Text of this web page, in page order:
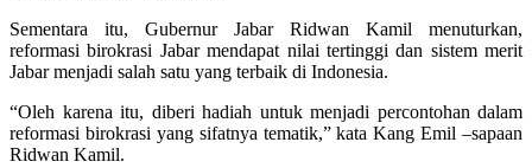
Sementara itu, Gubernur Jabar Ridwan Kamil menuturkan,
reformasi birokrasi Jabar mendapat nilai tertinggi dan sistem merit
Jabar menjadi salah satu yang terbaik di Indonesia.
“Oleh karena itu, diberi hadiah untuk menjadi percontohan dalam
reformasi birokrasi yang sifatnya tematik,” kata Kang Emil –sapaan
Ridwan Kamil.